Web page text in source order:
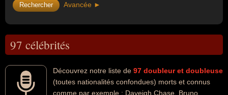
Avancée ►
97 célébrités
Découvrez notre liste de 97 doubleur et doubleuse
(toutes nationalités confondues) morts et connus
comme par exemple : Daveigh Chase, Bruno